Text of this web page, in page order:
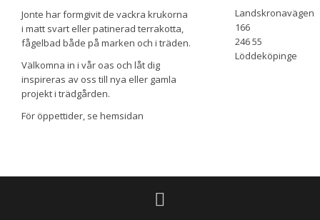
Jonte har formgivit de vackra krukorna
i matt svart eller patinerad terrakotta,
fågelbad både på marken och i träden.
Välkomna in i vår oas och låt dig
inspireras av oss till nya eller gamla
projekt i trädgården.
För öppettider, se hemsidan
Landskronavägen
166
246 55
Löddeköpinge